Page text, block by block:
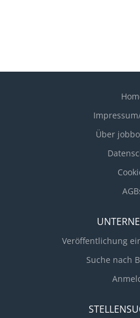
Über
Veröffentlichung
Suche nach